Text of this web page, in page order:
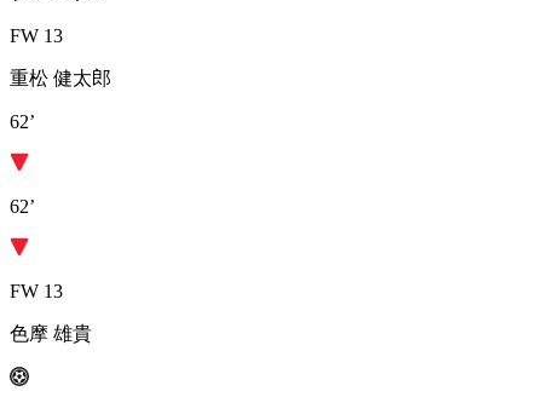
FW 13
重松 健太郎
62’
62’
FW 13
色摩 雄貴